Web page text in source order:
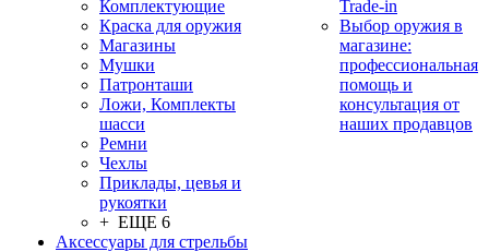
Комплектующие
Краска для оружия
Магазины
Мушки
Патронташи
Ложи, Комплекты
шасси
Ремни
Чехлы
Приклады, цевья и
рукоятки
+ ЕЩЕ 6
Аксессуары для стрельбы
Trade-in
Выбор оружия в
магазине:
профессиональная
помощь и
консультация от
наших продавцов